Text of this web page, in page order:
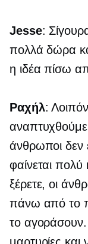
Jesse:
πολλά δώρα
η ιδέα πίσω
Ραχήλ:
άνθρωποι δεν
φαίνεται πολύ
ξέρετε, οι
πάνω από το
το